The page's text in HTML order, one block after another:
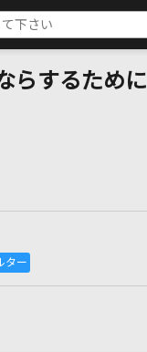
らするために